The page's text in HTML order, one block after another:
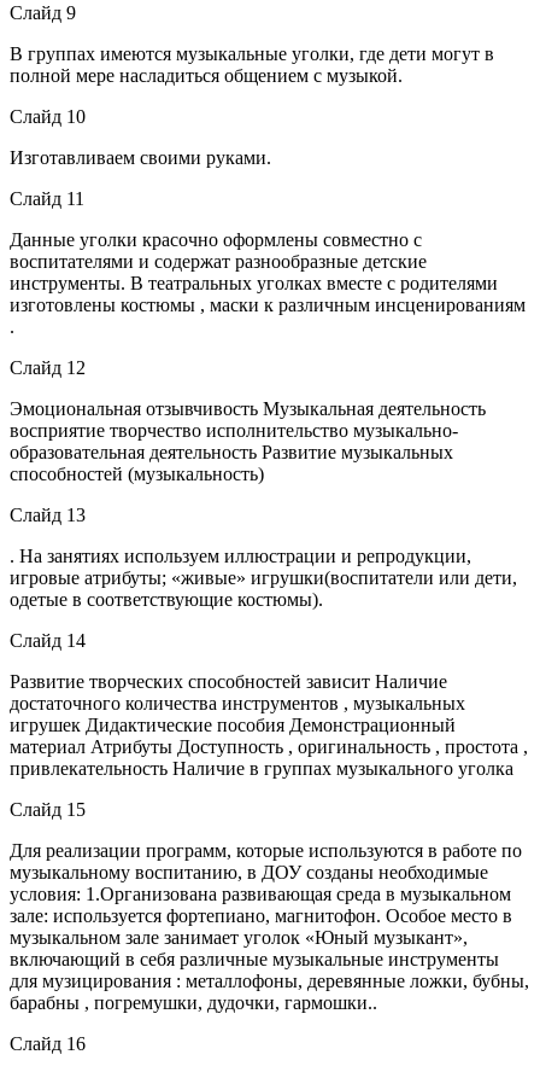
Слайд 9
В группах имеются музыкальные уголки, где дети могут в
полной мере насладиться общением с музыкой.
Слайд 10
Изготавливаем своими руками.
Слайд 11
Данные уголки красочно оформлены совместно с
воспитателями и содержат разнообразные детские
инструменты. В театральных уголках вместе с родителями
изготовлены костюмы , маски к различным инсценированиям
.
Слайд 12
Эмоциональная отзывчивость Музыкальная деятельность
восприятие творчество исполнительство музыкально-
образовательная деятельность Развитие музыкальных
способностей (музыкальность)
Слайд 13
. На занятиях используем иллюстрации и репродукции,
игровые атрибуты; «живые» игрушки(воспитатели или дети,
одетые в соответствующие костюмы).
Слайд 14
Развитие творческих способностей зависит Наличие
достаточного количества инструментов , музыкальных
игрушек Дидактические пособия Демонстрационный
материал Атрибуты Доступность , оригинальность , простота ,
привлекательность Наличие в группах музыкального уголка
Слайд 15
Для реализации программ, которые используются в работе по
музыкальному воспитанию, в ДОУ созданы необходимые
условия: 1.Организована развивающая среда в музыкальном
зале: используется фортепиано, магнитофон. Особое место в
музыкальном зале занимает уголок «Юный музыкант»,
включающий в себя различные музыкальные инструменты
для музицирования : металлофоны, деревянные ложки, бубны,
барабны , погремушки, дудочки, гармошки..
Слайд 16